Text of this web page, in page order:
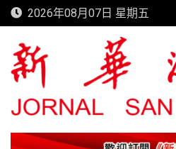
Skip
to
content
2026年08月07日 星期五
新華澳報